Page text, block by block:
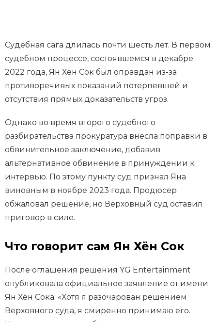
Судебная сага длилась почти шесть лет. В первом
судебном процессе, состоявшемся в декабре
2022 года, Ян Хён Сок был оправдан из-за
противоречивых показаний потерпевшей и
отсутствия прямых доказательств угроз.
Однако во время второго судебного
разбирательства прокуратура внесла поправки в
обвинительное заключение, добавив
альтернативное обвинение в принуждении к
интервью. По этому пункту суд признал Яна
виновным в ноябре 2023 года. Продюсер
обжаловал решение, но Верховный суд оставил
приговор в силе.
Что говорит сам Ян Хён Сок
После оглашения решения YG Entertainment
опубликовала официальное заявление от имени
Ян Хён Сока: «Хотя я разочарован решением
Верховного суда, я смиренно принимаю его.